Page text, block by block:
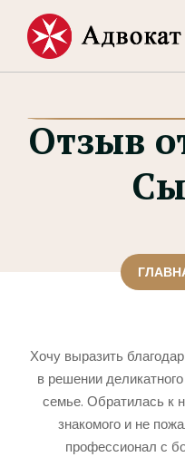
Отзыв
Хочу выразить
в решении
семье. Обратилась к
знакомого и не
профессионал с